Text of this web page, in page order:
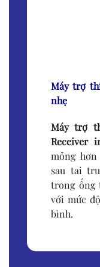
Máy trợ
nhẹ
Máy trợ
Receiver
mỏng
sau tai
trong ống
với mức
bình.